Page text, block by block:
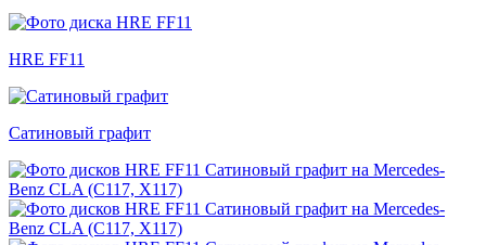
HRE FF11
Сатиновый графит